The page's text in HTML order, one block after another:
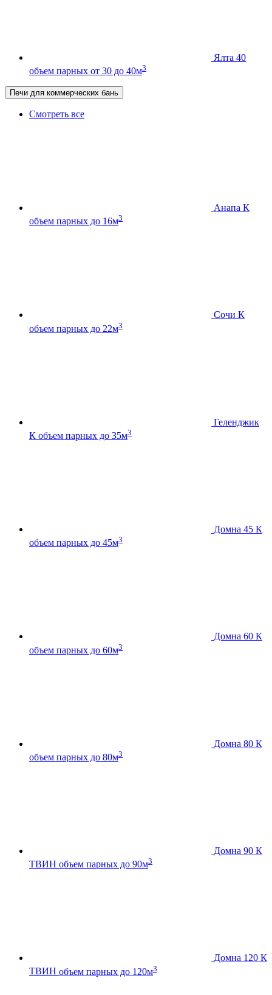
Ялта 40
объем парных от 30 до 40м3
Печи для коммерческих бань
Смотреть все
Анапа К
объем парных до 16м3
Сочи К
объем парных до 22м3
Геленджик
К объем парных до 35м3
Домна 45 К
объем парных до 45м3
Домна 60 К
объем парных до 60м3
Домна 80 К
объем парных до 80м3
Домна 90 К
ТВИН объем парных до 90м3
Домна 120 К
ТВИН объем парных до 120м3